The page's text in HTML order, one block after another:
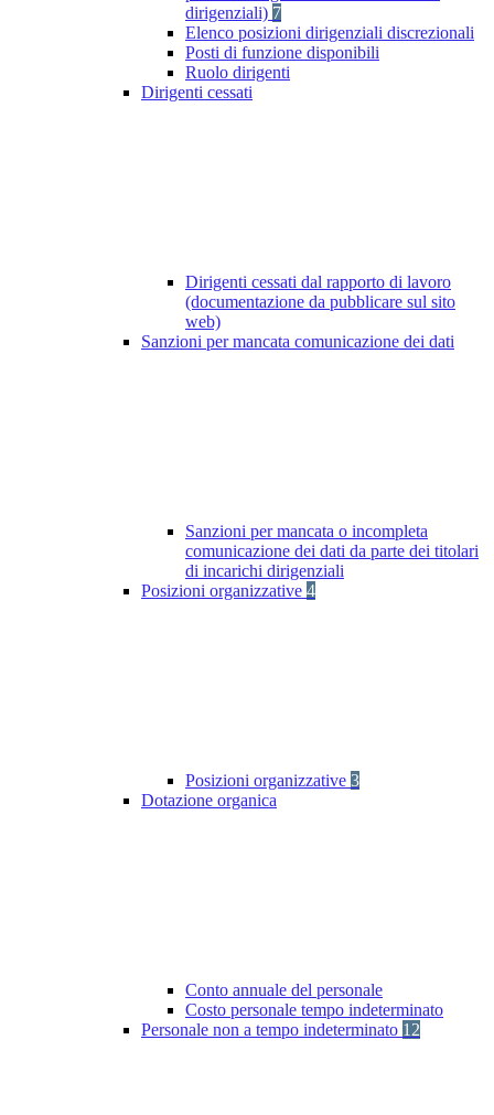
dirigenziali) 7
Elenco posizioni dirigenziali discrezionali
Posti di funzione disponibili
Ruolo dirigenti
Dirigenti cessati
Dirigenti cessati dal rapporto di lavoro
(documentazione da pubblicare sul sito
web)
Sanzioni per mancata comunicazione dei dati
Sanzioni per mancata o incompleta
comunicazione dei dati da parte dei titolari
di incarichi dirigenziali
Posizioni organizzative 4
Posizioni organizzative 3
Dotazione organica
Conto annuale del personale
Costo personale tempo indeterminato
Personale non a tempo indeterminato 12